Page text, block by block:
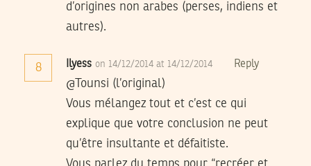
d’origines non arabes (perses, indiens et
autres).
8 Ilyess on 14/12/2014 at 14/12/2014 Reply
@Tounsi (l’original)
Vous mélangez tout et c’est ce qui
explique que votre conclusion ne peut
qu’être insultante et défaitiste.